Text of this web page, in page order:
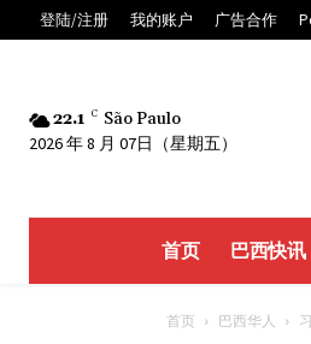
登陆/注册 我的账户 广告合作
22.1 C São Paulo
2026 年 8 月 07日（星期五）
首页 巴西快讯
首页 巴西华人